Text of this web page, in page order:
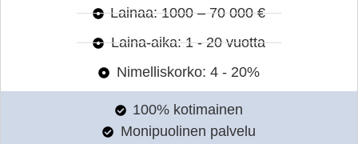
Lainaa: 1000 – 70 000 €
Laina-aika: 1 - 20 vuotta
Nimelliskorko: 4 - 20%
100% kotimainen
Monipuolinen palvelu